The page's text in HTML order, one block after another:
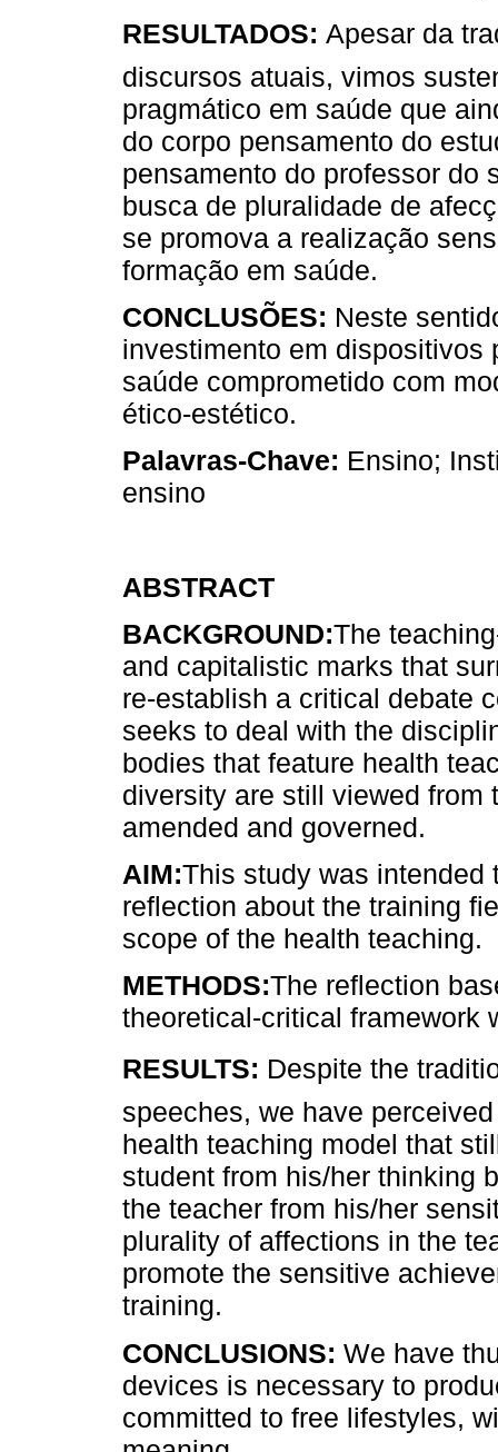
RESULTADOS: Apesar da
discursos atuais, vimos
pragmático em saúde que
do corpo pensamento do
pensamento do professor do
busca de pluralidade de
se promova a realização
formação em saúde.
CONCLUSÕES: Neste
investimento em dispositivos
saúde comprometido com
ético-estético.
Palavras-Chave: Ensino;
ensino
ABSTRACT
BACKGROUND:The
and capitalistic marks that
re-establish a critical debate
seeks to deal with the
bodies that feature health
diversity are still viewed from
amended and governed.
AIM:This study was
reflection about the training
scope of the health teaching.
METHODS:The reflection
theoretical-critical framework
RESULTS: Despite the
speeches, we have
health teaching model that
student from his/her thinking
the teacher from his/her
plurality of affections in the
promote the sensitive
training.
CONCLUSIONS: We have
devices is necessary to
committed to free lifestyles,